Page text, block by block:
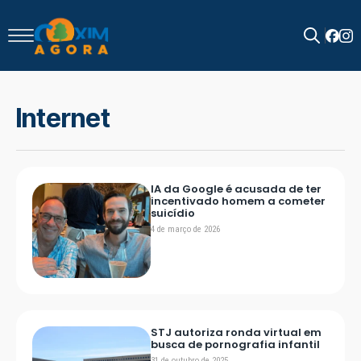
for:
Internet
IA da Google é acusada de ter
incentivado homem a cometer
suicídio
4 de março de 2026
STJ autoriza ronda virtual em
busca de pornografia infantil